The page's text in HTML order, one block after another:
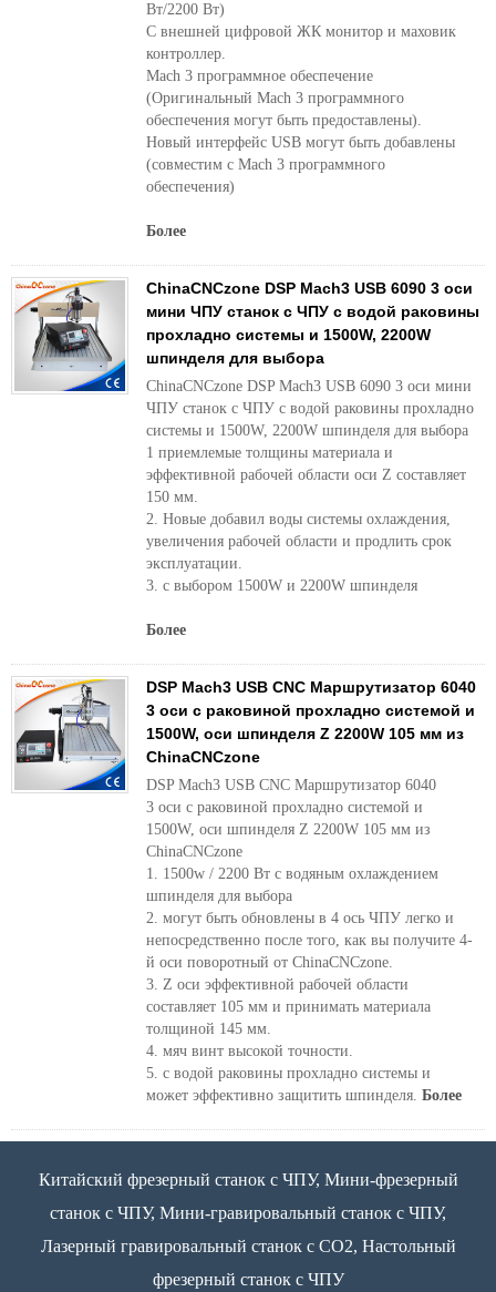
Вт/2200 Вт)
С внешней цифровой ЖК монитор и маховик
контроллер.
Mach 3 программное обеспечение
(Оригинальный Mach 3 программного
обеспечения могут быть предоставлены).
Новый интерфейс USB могут быть добавлены
(совместим с Mach 3 программного
обеспечения)
Более
ChinaCNCzone DSP Mach3 USB 6090 3 оси
мини ЧПУ станок с ЧПУ с водой раковины
прохладно системы и 1500W, 2200W
шпинделя для выбора
ChinaCNCzone DSP Mach3 USB 6090 3 оси мини
ЧПУ станок с ЧПУ с водой раковины прохладно
системы и 1500W, 2200W шпинделя для выбора
1 приемлемые толщины материала и
эффективной рабочей области оси Z составляет
150 мм.
2. Новые добавил воды системы охлаждения,
увеличения рабочей области и продлить срок
эксплуатации.
3. с выбором 1500W и 2200W шпинделя
Более
DSP Mach3 USB CNC Маршрутизатор 6040
3 оси с раковиной прохладно системой и
1500W, оси шпинделя Z 2200W 105 мм из
ChinaCNCzone
DSP Mach3 USB CNC Маршрутизатор 6040
3 оси с раковиной прохладно системой и
1500W, оси шпинделя Z 2200W 105 мм из
ChinaCNCzone
1. 1500w / 2200 Вт с водяным охлаждением
шпинделя для выбора
2. могут быть обновлены в 4 ось ЧПУ легко и
непосредственно после того, как вы получите 4-
й оси поворотный от ChinaCNCzone.
3. Z оси эффективной рабочей области
составляет 105 мм и принимать материала
толщиной 145 мм.
4. мяч винт высокой точности.
5. с водой раковины прохладно системы и
может эффективно защитить шпинделя. Более
Китайский фрезерный станок с ЧПУ, Мини-фрезерный
станок с ЧПУ, Мини-гравировальный станок с ЧПУ,
Лазерный гравировальный станок с CO2, Настольный
фрезерный станок с ЧПУ